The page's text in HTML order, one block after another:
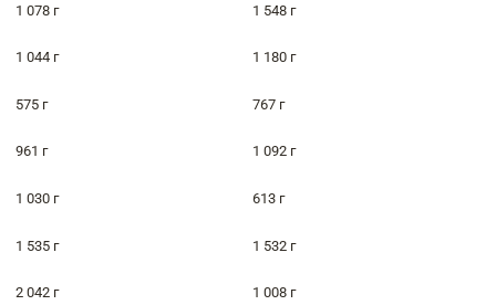
1 078 г 1 548 г
1 044 г 1 180 г
575 г 767 г
961 г 1 092 г
1 030 г 613 г
1 535 г 1 532 г
2 042 г 1 008 г